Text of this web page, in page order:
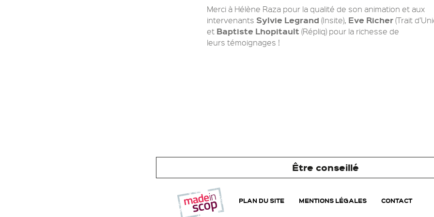
Merci à Hélène Raza pour la qualité de son animation et aux
intervenants Sylvie Legrand (Insite), Eve Richer(Trait
et Baptiste Lhopitault(Répliq) pour la richesse de
leurs témoignages !
Être conseillé
PLAN DU SITE MENTIONS LÉGALES CONTACT